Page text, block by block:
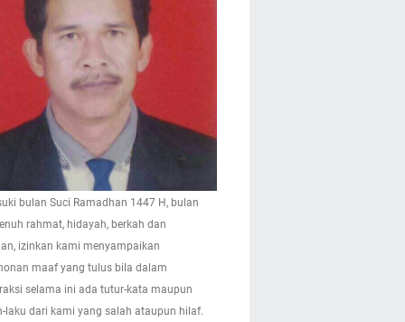
bulan Suci Ramadhan 1447 H, bulan
rahmat, hidayah, berkah dan
izinkan kami menyampaikan
maaf yang tulus bila dalam
selama ini ada tutur-kata maupun
laku dari kami yang salah ataupun hilaf.